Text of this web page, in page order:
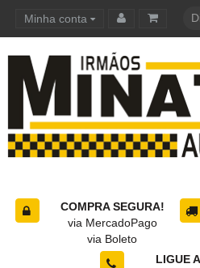
Minha conta
COMPRA SEGURA!
via MercadoPago
via Boleto
LIGUE